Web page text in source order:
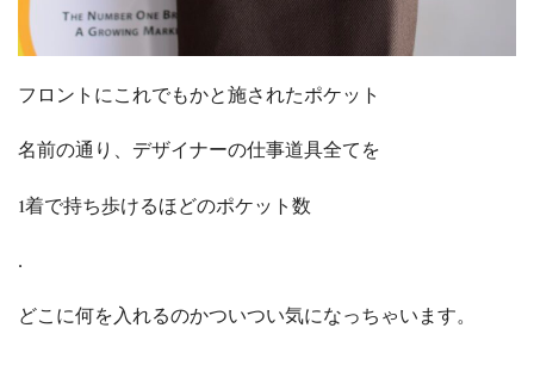
フロントにこれでもかと施されたポケット
名前の通り、デザイナーの仕事道具全てを
1着で持ち歩けるほどのポケット数
.
どこに何を入れるのかついつい気になっちゃいます。